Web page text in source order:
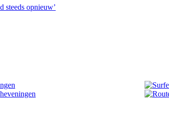
steeds opnieuw’